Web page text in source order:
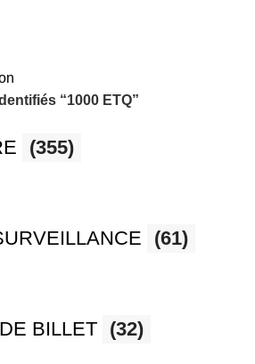
“1000 ETQ”
(355)
(61)
BILLET (32)